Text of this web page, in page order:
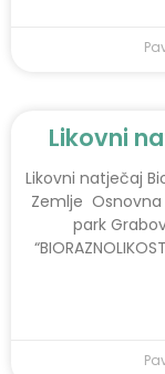
Likovni
Likovni natječaj
Zemlje Osnovna
park